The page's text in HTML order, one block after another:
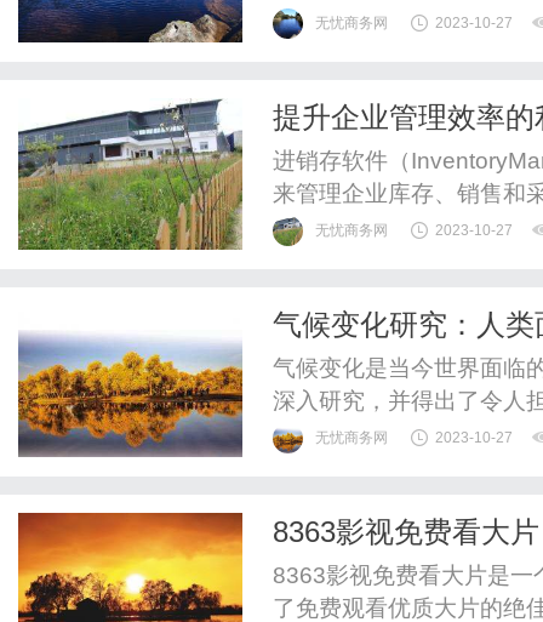
了丰富多样的电影资源，
政策。无需付费，只需注
无忧商务网 2023-10-27
提升企业管理效率
进销存软件（
来管理企业库存、销售和
更高效的库存管理、销售
了一个集中管理和控制库
无忧商务网 2023-10-27
气候变化研究：人
气候变化是当今世界面临
深入研究，并得出了令人
响以及解决方案。首先，
应”，导致地球表面温度
无忧商务网 2023-10-27
8363影视免费看大
8363影视免费看大片是
了免费观看优质大片的绝